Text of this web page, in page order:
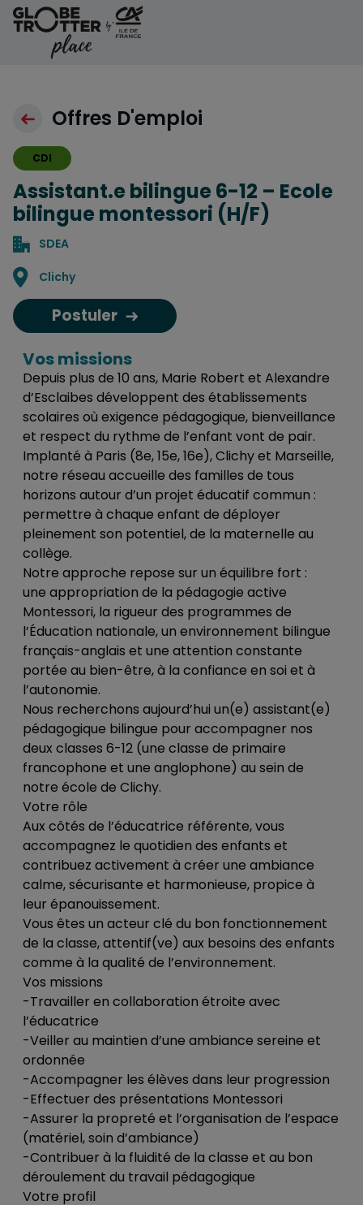
Aller au contenu
Offres D'emploi
CDI
Assistant.e bilingue 6-12 – Ecole
bilingue montessori (H/F)
SDEA
Localisation
Clichy
Postuler
Vos missions
Depuis plus de 10 ans, Marie Robert et Alexandre
d’Esclaibes développent des établissements
scolaires où exigence pédagogique, bienveillance
et respect du rythme de l’enfant vont de pair.
Implanté à Paris (8e, 15e, 16e), Clichy et Marseille,
notre réseau accueille des familles de tous
horizons autour d’un projet éducatif commun :
permettre à chaque enfant de déployer
pleinement son potentiel, de la maternelle au
collège.
Notre approche repose sur un équilibre fort :
une appropriation de la pédagogie active
Montessori, la rigueur des programmes de
l’Éducation nationale, un environnement bilingue
français-anglais et une attention constante
portée au bien-être, à la confiance en soi et à
l’autonomie.
Nous recherchons aujourd’hui un(e) assistant(e)
pédagogique bilingue pour accompagner nos
deux classes 6-12 (une classe de primaire
francophone et une anglophone) au sein de
notre école de Clichy.
Votre rôle
Aux côtés de l’éducatrice référente, vous
accompagnez le quotidien des enfants et
contribuez activement à créer une ambiance
calme, sécurisante et harmonieuse, propice à
leur épanouissement.
Vous êtes un acteur clé du bon fonctionnement
de la classe, attentif(ve) aux besoins des enfants
comme à la qualité de l’environnement.
Vos missions
-Travailler en collaboration étroite avec
l’éducatrice
-Veiller au maintien d’une ambiance sereine et
ordonnée
-Accompagner les élèves dans leur progression
-Effectuer des présentations Montessori
-Assurer la propreté et l’organisation de l’espace
(matériel, soin d’ambiance)
-Contribuer à la fluidité de la classe et au bon
déroulement du travail pédagogique
Votre profil